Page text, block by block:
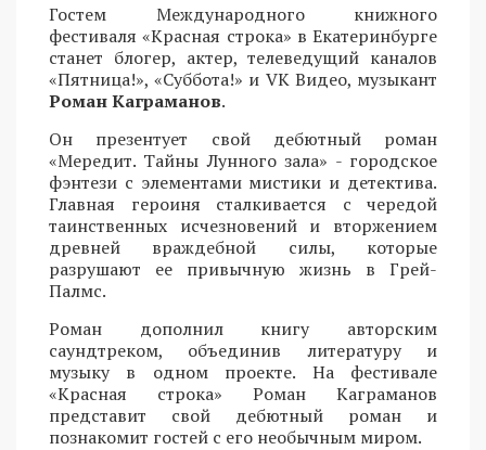
Гостем Международного книжного
фестиваля «Красная строка» в Екатеринбурге
станет блогер, актер, телеведущий каналов
«Пятница!», «Суббота!» и VK Видео, музыкант
Роман Каграманов.
Он презентует свой дебютный роман
«Мередит. Тайны Лунного зала» - городское
фэнтези с элементами мистики и детектива.
Главная героиня сталкивается с чередой
таинственных исчезновений и вторжением
древней враждебной силы, которые
разрушают ее привычную жизнь в Грей-
Палмс.
Роман дополнил книгу авторским
саундтреком, объединив литературу и
музыку в одном проекте. На фестивале
«Красная строка» Роман Каграманов
представит свой дебютный роман и
познакомит гостей с его необычным миром.